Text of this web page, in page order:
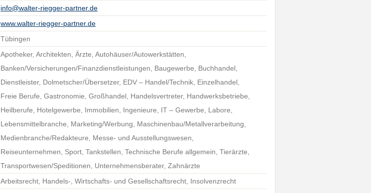
info@walter-riegger-partner.de
www.walter-riegger-partner.de
Tübingen
Apotheker, Architekten, Ärzte, Autohäuser/Autowerkstätten,
Banken/Versicherungen/Finanzdienstleistungen, Baugewerbe, Buchhandel,
Dienstleister, Dolmetscher/Übersetzer, EDV – Handel/Technik, Einzelhandel,
Freie Berufe, Gastronomie, Großhandel, Handelsvertreter, Handwerksbetriebe,
Heilberufe, Hotelgewerbe, Immobilien, Ingenieure, IT – Gewerbe, Labore,
Lebensmittelbranche, Marketing/Werbung, Maschinenbau/Metallverarbeitung,
Medienbranche/Redakteure, Messe- und Ausstellungswesen,
Reiseunternehmen, Sport, Tankstellen, Technische Berufe allgemein, Tierärzte,
Transportwesen/Speditionen, Unternehmensberater, Zahnärzte
Arbeitsrecht, Handels-, Wirtschafts- und Gesellschaftsrecht, Insolvenzrecht